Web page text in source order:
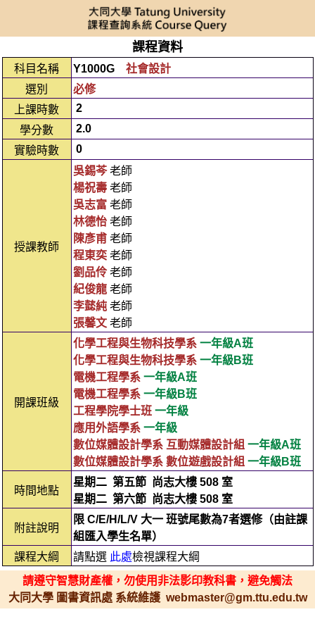
課程資料
科目名稱 Y1000G
社會設計
選別
必修
上課時數
2
學分數
2.0
實驗時數
0
授課教師
吳錫芩老師
楊祝壽老師
吳志富老師
林德怡老師
陳彥甫老師
程東奕老師
劉品伶老師
紀俊龍老師
李懿純老師
張馨文老師
開課班級
化學工程與生物科技學系 一年級A班
化學工程與生物科技學系 一年級B班
電機工程學系 一年級A班
電機工程學系 一年級B班
工程學院學士班 一年級
應用外語學系 一年級
數位媒體設計學系 互動媒體設計組 一年級A班
數位媒體設計學系 數位遊戲設計組 一年級B班
時間地點
星期二 第五節
尚志大樓 508 室
星期二 第六節 尚志大樓 508 室
附註說明
限 C/E/H/L/V 大一 班號尾數為7者選修（由註課
組匯入學生名單）
課程大綱
請點選 此處檢視課程大綱
請遵守智慧財產權，勿使用非法影印教科書，避免觸法
大同大學 圖書資訊處 系統維護 webmaster@gm.ttu.edu.tw